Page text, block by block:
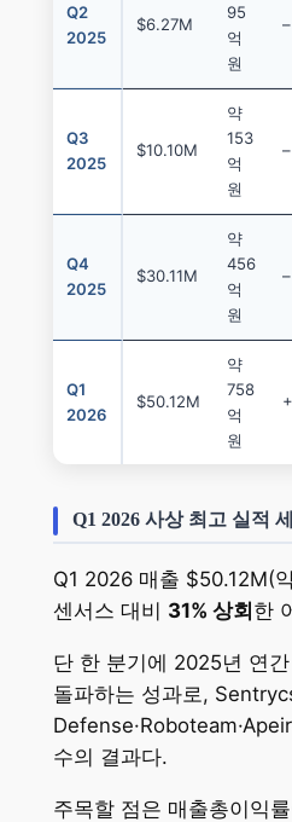
Q2
2025
$6.27M
95
억
원
–
Q3
2025
$10.10M
약
153
억
원
–
Q4
2025
$30.11M
약
456
억
원
–
Q1
2026
$50.12M
약
758
억
원
Q1 2026 사상 최고 실적
Q1 2026 매출 $50.12M(
센서스 대비 31% 상회 한
단 한 분기에 2025년 연
돌파하는 성과로,
수의 결과다.
주목할 점은 매출총이익